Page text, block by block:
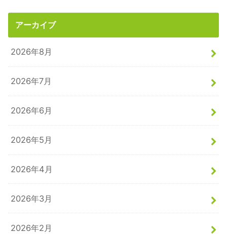
アーカイブ
2026年8月
2026年7月
2026年6月
2026年5月
2026年4月
2026年3月
2026年2月